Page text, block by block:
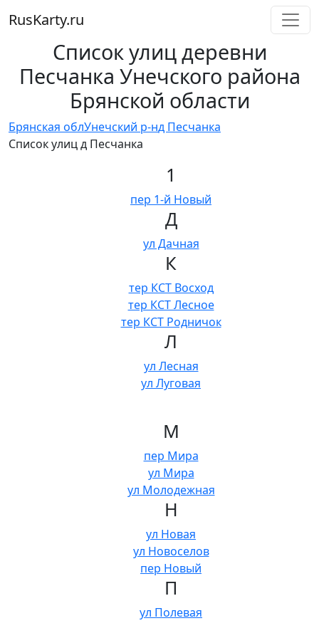
RusKarty.ru
Список улиц деревни
Песчанка Унечского района
Брянской области
Брянская облУнечский р-нд Песчанка
Список улиц д Песчанка
1
пер 1-й Новый
Д
ул Дачная
К
тер КСТ Восход
тер КСТ Лесное
тер КСТ Родничок
Л
ул Лесная
ул Луговая
М
пер Мира
ул Мира
ул Молодежная
Н
ул Новая
ул Новоселов
пер Новый
П
ул Полевая